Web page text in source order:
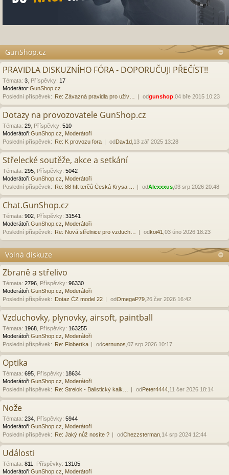
GunShop.cz
PRAVIDLA DISKUZNÍHO FÓRA - DOPORUČUJI PŘEČÍST!!
Témata: 3 Příspěvky: 17
Moderátor:GunShop.cz
Poslední příspěvek: Re: Závazná pravidla pro uživ… odgunshop ,04 bře 2015 10:23
Dotazy na provozovatele GunShop.cz
Témata: 29 Příspěvky: 510
Moderátoři:GunShop.cz
Moderátoři
Poslední příspěvek: Re: K provozu fora odDav1d ,13 zář 2025 13:28
Střelecké soutěže, akce a setkání
Témata: 295 Příspěvky: 5042
Moderátoři:GunShop.cz
Moderátoři
Poslední příspěvek: Re: 88 hft terčů Česká Krysa … odAlexxxus ,03 srp 2026 20:48
Chat.GunShop.cz
Témata: 902 Příspěvky: 31541
Moderátoři:GunShop.cz
Moderátoři
Poslední příspěvek: Re: Nová střelnice pro vzduch… odkoi41 ,03 úno 2026 18:23
Volná diskuze
Zbraně a střelivo
Témata: 2796 Příspěvky: 96330
Moderátoři:GunShop.cz
Moderátoři
Poslední příspěvek: Dotaz ČZ model 22 odOmegaP79 ,26 čer 2026 16:42
Vzduchovky, plynovky, airsoft, paintball
Témata: 1968 Příspěvky: 163255
Moderátoři:GunShop.cz
Moderátoři
Poslední příspěvek: Re: Flobertka odcernunos ,07 srp 2026 10:17
Optika
Témata: 695 Příspěvky: 18634
Moderátoři:GunShop.cz
Moderátoři
Poslední příspěvek: Re: Strelok - Balistický kalk… odPeter4444 ,11 čer 2026 18:14
Nože
Témata: 234 Příspěvky: 5944
Moderátoři:GunShop.cz
Moderátoři
Poslední příspěvek: Re: Jaký nůž nosíte ? odChezzsterman ,14 srp 2024 12:44
Události
Témata: 811 Příspěvky: 13105
Moderátoři:GunShop.cz
Moderátoři